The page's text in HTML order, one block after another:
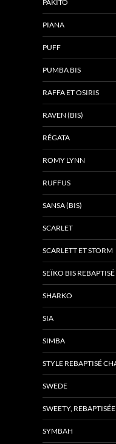
PAKITO
PIANA
PUFF
PUMBA BIS
RAFFA ET OSIRIS
RAVEN (BIS)
RÉGATA
ROMY LYNN
RUFFUS
SANSA (BIS)
SCARLET
SCARLETT ET STORM
SEÏKO BIS
SHARKO
SIA
SIMBA
STYLE REBAPTISÉ
SWEDE
SWEETY,
SYMBAH